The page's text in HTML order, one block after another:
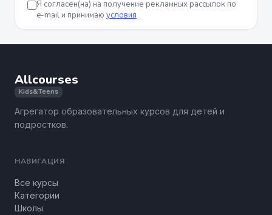
Я согласен(на) на получение рекламных рассылок по
e-mail и принимаю условия
Allcourses
Kids&Teens
Агрегатор образовательных курсов для детей и
подростков.
НАВИГАЦИЯ
Все курсы
Категории
Школы